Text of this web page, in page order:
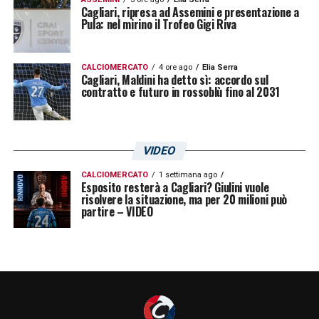
Cagliari, ripresa ad Assemini e presentazione a
Pula: nel mirino il Trofeo Gigi Riva
CALCIOMERCATO 4 ore ago Elia Serra
Cagliari, Maldini ha detto sì: accordo sul
contratto e futuro in rossoblù fino al 2031
VIDEO
CALCIOMERCATO 1 settimana ago
Esposito resterà a Cagliari? Giulini vuole
risolvere la situazione, ma per 20 milioni può
partire – VIDEO